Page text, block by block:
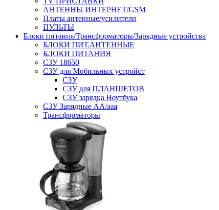
АНТЕННЫ ИНТЕРНЕТ/GSM
Платы антенные/усилители
ПУЛЬТЫ
Блоки питания/Трансформаторы/Зарядные устройства
БЛОКИ ПИТ.АНТЕННЫЕ
БЛОКИ ПИТАНИЯ
СЗУ 18650
СЗУ для Мобильных устройст
СЗУ
СЗУ для ПЛАНШЕТОВ
СЗУ зарядка Ноутбука
СЗУ Зарядные АА/ааа
Трансформаторы